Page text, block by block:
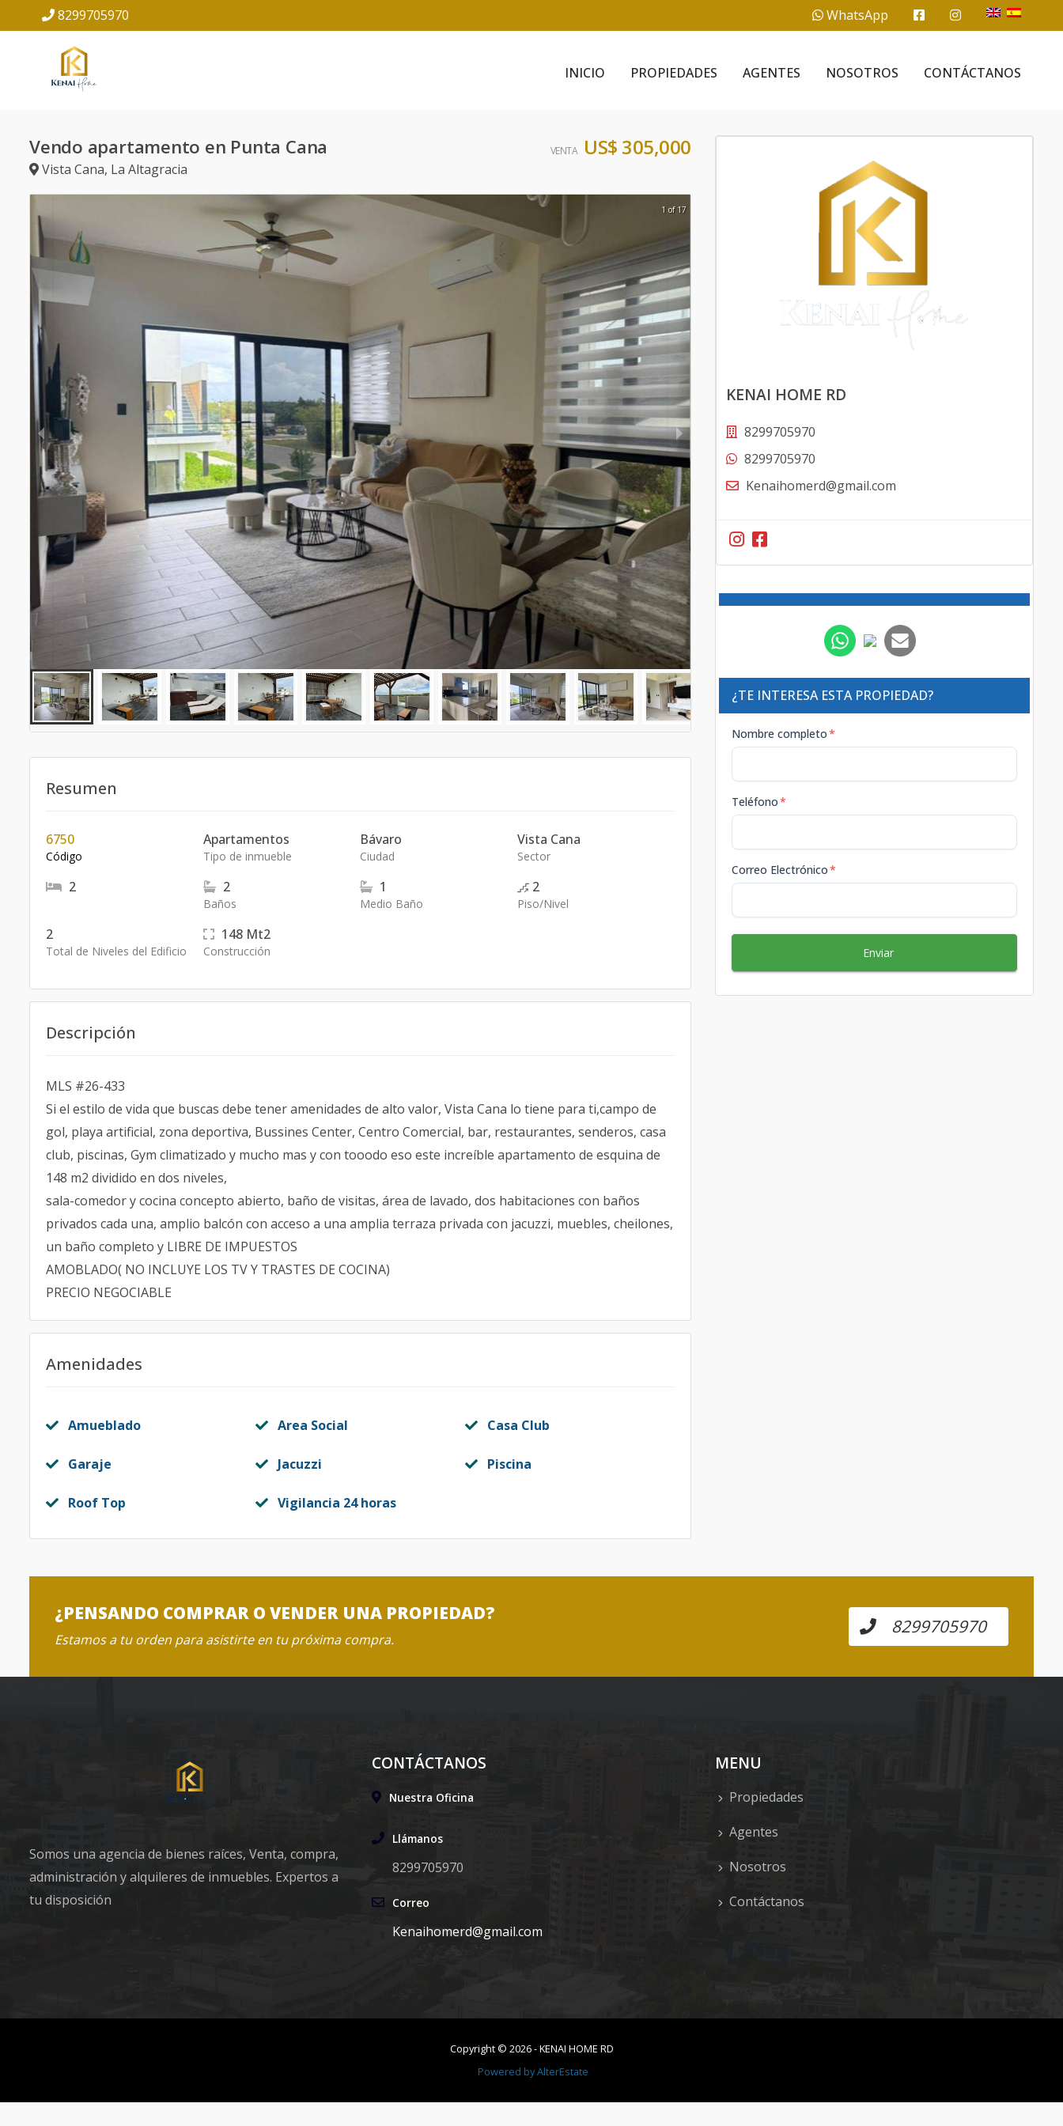
8299705970 WhatsApp
INICIO PROPIEDADES AGENTES NOSOTROS CONTÁCTANOS
Vendo apartamento en Punta Cana
Vista Cana, La Altagracia
VENTA US$ 305,000
1 of 17
Resumen
6750
Código
Apartamentos
Tipo de inmueble
Bávaro
Ciudad
Vista Cana
Sector
2 2
Baños
1
Medio Baño
2
Piso/Nivel
2
Total de Niveles del Edificio
148 Mt2
Construcción
Descripción
MLS #26-433
Si el estilo de vida que buscas debe tener amenidades de alto valor, Vista Cana lo tiene para ti,campo de
gol, playa artificial, zona deportiva, Bussines Center, Centro Comercial, bar, restaurantes, senderos, casa
club, piscinas, Gym climatizado y mucho mas y con tooodo eso este increíble apartamento de esquina de
148 m2 dividido en dos niveles,
sala-comedor y cocina concepto abierto, baño de visitas, área de lavado, dos habitaciones con baños
privados cada una, amplio balcón con acceso a una amplia terraza privada con jacuzzi, muebles, cheilones,
un baño completo y LIBRE DE IMPUESTOS
AMOBLADO( NO INCLUYE LOS TV Y TRASTES DE COCINA)
PRECIO NEGOCIABLE
Amenidades
Amueblado Area Social Casa Club
Garaje Jacuzzi Piscina
Roof Top Vigilancia 24 horas
KENAI HOME RD
8299705970
8299705970
Kenaihomerd@gmail.com
¿TE INTERESA ESTA PROPIEDAD?
Nombre completo*
Teléfono*
Correo Electrónico*
Enviar
¿PENSANDO COMPRAR O VENDER UNA PROPIEDAD?
Estamos a tu orden para asistirte en tu próxima compra.
8299705970
Somos una agencia de bienes raíces, Venta, compra,
administración y alquileres de inmuebles. Expertos a
tu disposición
CONTÁCTANOS
Nuestra Oficina
Llámanos
8299705970
Correo
Kenaihomerd@gmail.com
MENU
Propiedades
Agentes
Nosotros
Contáctanos
Copyright © 2026-KENAI HOME RD
Powered byAlterEstate